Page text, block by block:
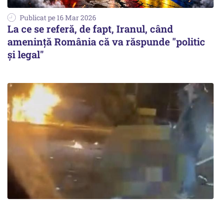
Publicat pe 16 Mar 2026
La ce se referă, de fapt, Iranul, când
amenință România că va răspunde "politic
și legal"